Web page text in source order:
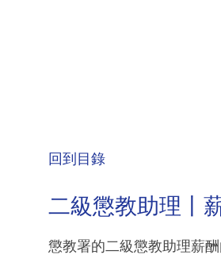
回到目錄
二級懲教助理丨
懲教署的二級懲教助理薪